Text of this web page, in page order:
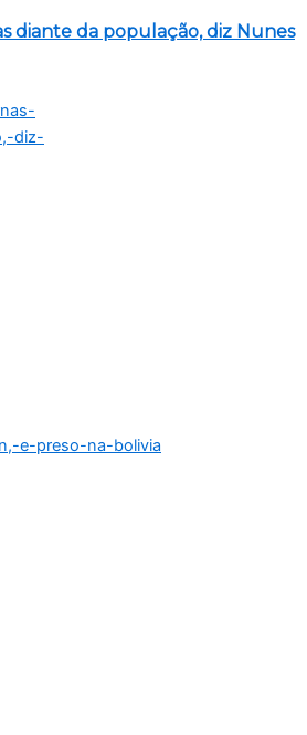
diante da população, diz Nunes